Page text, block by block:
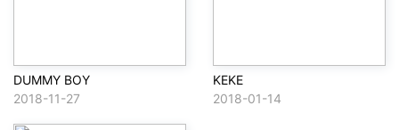
DUMMY BOY
2018-11-27
KEKE
2018-01-14